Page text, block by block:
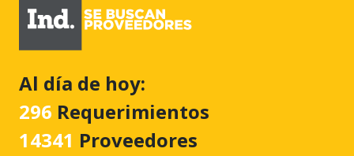
Al día de hoy:
296 Requerimientos
14341 Proveedores